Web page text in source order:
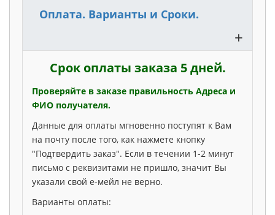
Оплата. Варианты и Сроки.
+
Срок оплаты заказа 5 дней.
Проверяйте в заказе правильность Адреса и
ФИО получателя.
Данные для оплаты мгновенно поступят к Вам
на почту после того, как нажмете кнопку
"Подтвердить заказ". Если в течении 1-2 минут
письмо с реквизитами не пришло, значит Вы
указали свой е-мейл не верно.
Варианты оплаты: